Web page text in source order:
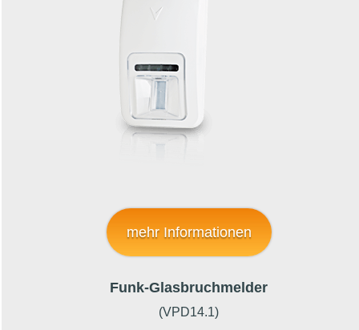
mehr Informationen
Funk-Glasbruchmelder
(VPD14.1)